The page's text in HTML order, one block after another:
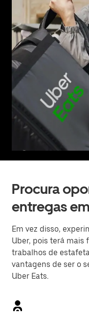
Procura
entregas
Em vez disso,
Uber, pois terá mais
trabalhos de
vantagens de ser o
Uber Eats.